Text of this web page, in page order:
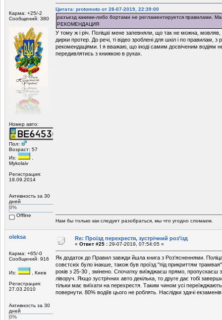
Карма: +25/-2
Сообщений: 380
Номер авто:
Пол:
Возраст: 57
Из:
,
Mykolaiv
Регистрация:
19.09.2014
Активность за 30
дней
0%
Offline
Цитата: protomoto от 28-07-2019, 22:39:00
разъезд какими-либо бортами не регламентируется правилами.
РЕКОМЕНДАЦИЯ
У тому ж і річ. Поліцаї мене запевняли, що так не можна,
дирки протер. До речі, ті відео зроблені для шкіл і по правилам, з
рекомендаціями. І я вважаю, що іноді самим досвіченим водіям
передивлятись з книжкою в руках.
Нам бы только как следует разобраться, мы что угодно сломаем.
oleksa
Карма: +65/-0
Сообщений: 916
Из:
, Киев
Регистрация:
27.03.2010
Активность за 30
дней
0%
Re: Проїзд перехрестя, зустрічний роз'їзд
« Ответ #25 : 29-07-2019, 07:54:05 »
Як додаток до Правил завжди йшла книга з Роз'ясненнями.
совєтскіх було інакше, також був проїзд "під прикриттям
років з 25-30 , змінено. Спочатку виїжджаєш прямо, пропускаєш
ліворуч. Якщо зустрічних авто декілька, то друге дає тобі
тільки має виїхати на перехрестя. Таким чином усі
повернути. 80% водіїв цього не роблять. Наслідки здачі